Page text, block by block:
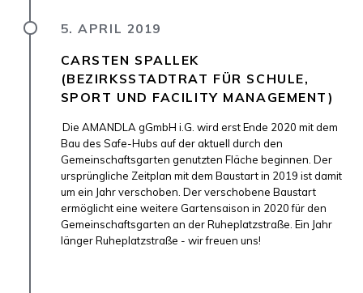
5. APRIL 2019
CARSTEN SPALLEK
(BEZIRKSSTADTRAT FÜR SCHULE,
SPORT UND FACILITY MANAGEMENT)
Die AMANDLA gGmbH i.G. wird erst Ende 2020 mit dem
Bau des Safe-Hubs auf der aktuell durch den
Gemeinschaftsgarten genutzten Fläche beginnen. Der
ursprüngliche Zeitplan mit dem Baustart in 2019 ist damit
um ein Jahr verschoben. Der verschobene Baustart
ermöglicht eine weitere Gartensaison in 2020 für den
Gemeinschaftsgarten an der Ruheplatzstraße. Ein Jahr
länger Ruheplatzstraße - wir freuen uns!